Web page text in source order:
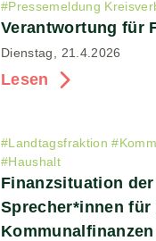
#Pressemeldung
Verantwortung für
Dienstag, 21.4.2026
Lesen
#Landtagsfraktion #
#Haushalt
Finanzsituation
Sprecher*innen
Kommunalfinanzen